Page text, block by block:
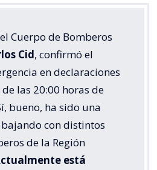
Cuerpo de Bomberos
Cid, confirmó el
en declaraciones
las 20:00 horas de
bueno, ha sido una
con distintos
de la Región
está